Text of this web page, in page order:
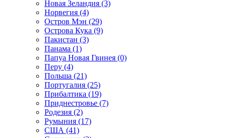
Новая Зеландия (3)
Норвегия (4)
Остров Мэн (29)
Острова Кука (9)
Пакистан (3)
Панама (1)
Папуа Новая Гвинея (0)
Перу (4)
Польша (21)
Португалия (25)
Прибалтика (19)
Приднестровье (7)
Родезия (2)
Румыния (17)
США (41)